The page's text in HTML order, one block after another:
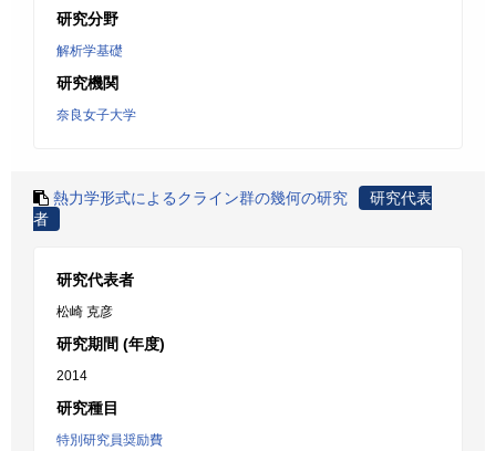
研究分野
解析学基礎
研究機関
奈良女子大学
熱力学形式によるクライン群の幾何の研究
研究代表
者
研究代表者
松崎 克彦
研究期間 (年度)
2014
研究種目
特別研究員奨励費